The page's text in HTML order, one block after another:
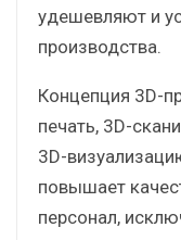
удешевляют и
производства.
Концепция 3D-
печать, 3D-
3D-
повышает
персонал,